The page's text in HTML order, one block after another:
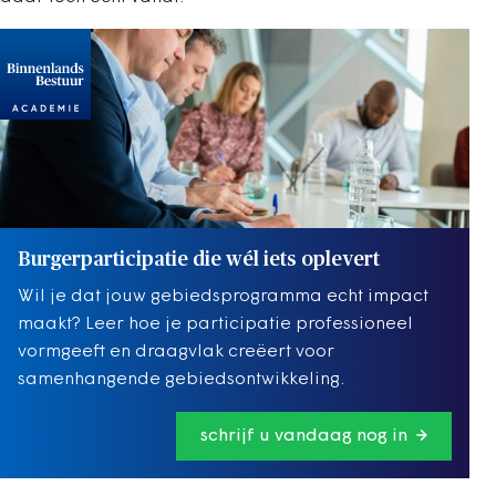
Burgerparticipatie die wél iets oplevert
Wil je dat jouw gebiedsprogramma echt impact
maakt? Leer hoe je participatie professioneel
vormgeeft en draagvlak creëert voor
samenhangende gebiedsontwikkeling.
schrijf u vandaag nog in